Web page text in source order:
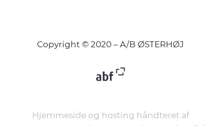
Copyright © 2020 – A/B ØSTERHØJ
Hjemmeside og hosting håndteret af